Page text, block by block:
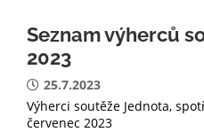
Seznam výherců
2023
25.7.2023
Výherci soutěže Jednota,
červenec 2023